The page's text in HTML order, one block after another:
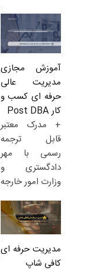
آموزش مجازی
مدیریت عالی
حرفه ای کسب و
کار Post DBA
+ مدرک معتبر
قابل ترجمه
رسمی با مهر
دادگستری و
وزارت امور خارجه
مدیریت حرفه ای
کافی شاپ